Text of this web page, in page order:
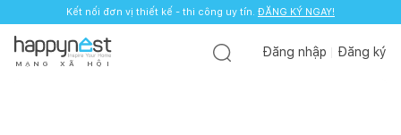
Kết nối đơn vị thiết kế - thi công uy tín. ĐĂNG KÝ NGAY!
M Ạ N G X Ã H Ộ I
Đăng nhập Đăng ký